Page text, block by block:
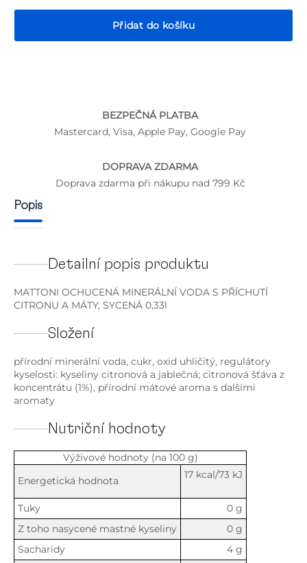
Přidat do košíku
BEZPEČNÁ PLATBA
Mastercard, Visa, Apple Pay, Google Pay
DOPRAVA ZDARMA
Doprava zdarma při nákupu nad 799 Kč
Popis
Detailní popis produktu
MATTONI OCHUCENÁ MINERÁLNÍ VODA S PŘÍCHUTÍ
CITRONU A MÁTY, SYCENÁ 0,33l
Složení
přírodní minerální voda, cukr, oxid uhličitý, regulátory
kyselosti: kyseliny citronová a jablečná; citronová šťáva z
koncentrátu (1%), přírodní mátové aroma s dalšími
aromaty
Nutriční hodnoty
Výživové hodnoty (na 100 g)
Energetická hodnota
17 kcal/73 kJ
Tuky
0 g
Z toho nasycené mastné kyseliny
0 g
Sacharidy
4 g